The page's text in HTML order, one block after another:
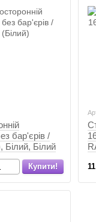
бар'єрів /
Білий, Білий
Купити!